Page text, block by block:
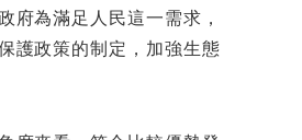
府為滿足人民這一需求，
護政策的制定，加強生態